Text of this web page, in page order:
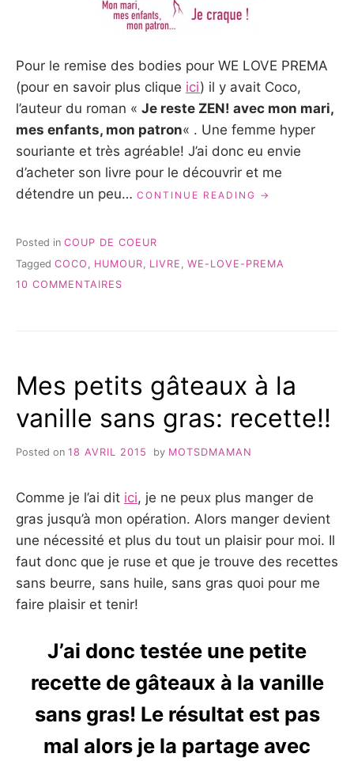
Pour le remise des bodies pour WE LOVE PREMA
(pour en savoir plus clique ici) il y avait Coco,
l’auteur du roman « Je reste ZEN! avec mon mari,
mes enfants, mon patron« . Une femme hyper
souriante et très agréable! J’ai donc eu envie
d’acheter son livre pour le découvrir et me
détendre un peu… CONTINUE READING « UN
RESTE
Posted in COUP DE COEUR
Tagged COCO HUMOUR LIVRE
WE-LOVE-PREMA
10 COMMENTAIRES
RESTE
ZEN »
DE
COCO
Mes petits gâteaux à la
vanille sans gras: recette!!
Posted on 18 AVRIL 2015 by MOTSDMAMAN
Comme je l’ai dit ici, je ne peux plus manger de
gras jusqu’à mon opération. Alors manger devient
une nécessité et plus du tout un plaisir pour moi. Il
faut donc que je ruse et que je trouve des recettes
sans beurre, sans huile, sans gras quoi pour me
faire plaisir et tenir!
J’ai donc testée une petite
recette de gâteaux à la vanille
sans gras! Le résultat est pas
mal alors je la partage avec